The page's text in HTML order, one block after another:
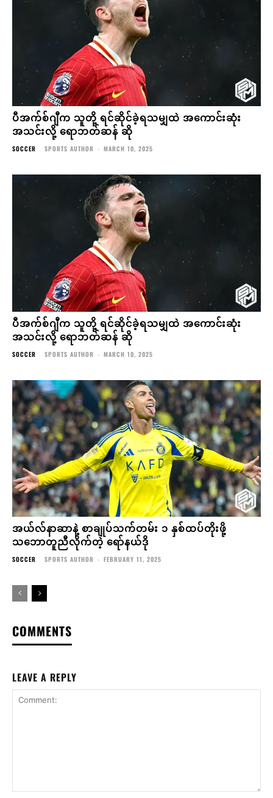
ပီအက်စ်ဂျီက သူတို့ ရင်ဆိုင်ခဲ့ရသမျှထဲ အကောင်းဆုံး
အသင်းလို့ ရောဘတ်ဆန် ဆို
SOCCER SPORTS AUTHOR - MARCH 10, 2025
ပီအက်စ်ဂျီက သူတို့ ရင်ဆိုင်ခဲ့ရသမျှထဲ အကောင်းဆုံး
အသင်းလို့ ရောဘတ်ဆန် ဆို
SOCCER SPORTS AUTHOR - MARCH 10, 2025
အယ်လ်နာဆာနဲ့ စာချုပ်သက်တမ်း ၁ နှစ်ထပ်တိုးဖို့
သဘောတူညီလိုက်တဲ့ ရော်နယ်ဒို
SOCCER SPORTS AUTHOR - FEBRUARY 11, 2025
COMMENTS
LEAVE A REPLY